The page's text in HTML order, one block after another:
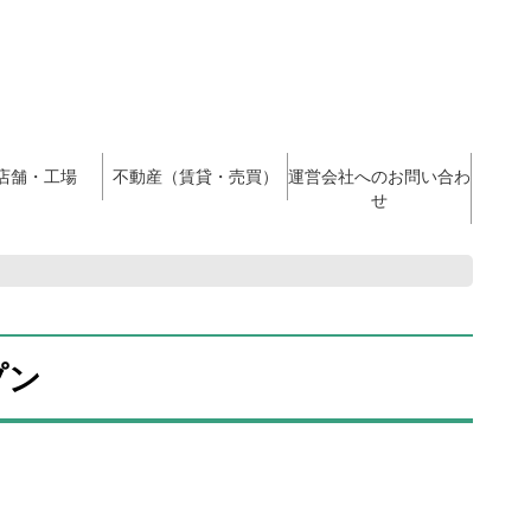
舗・工場 不動産（賃貸・売買）
運営会社へのお問い合わ
せ